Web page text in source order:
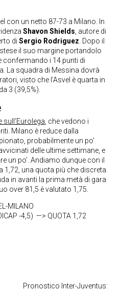
con un netto 87-73 a Milano. In
Shavon Shields, autore di
di Sergio Rodriguez. Dopo il
il suo margine portandolo
confermando i 14 punti di
La squadra di Messina dovrà
visto che l’Asvel è quarta in
3 (39,5%).
sull’Eurolega, che vedono i
Milano è reduce dalla
probabilmente un po’
delle ultime settimane, e
un po’. Andiamo dunque con il
a 1,72, una quota più che discreta.
in avanti la prima metà di gara
over 81,5 è valutato 1,75.
MILANO
-4,5) —> QUOTA 1,72
Pronostico Inter-Juventus: